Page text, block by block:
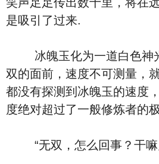
是吸引了过来.
冰魄玉化为一道白色神
双的面前，速度不可测量，
都没有探测到冰魄玉的速度
度绝对超过了一般修炼者的极
“无双，怎么回事？干嘛